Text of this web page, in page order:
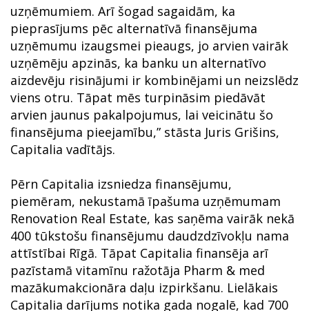
uzņēmumiem. Arī šogad sagaidām, ka
pieprasījums pēc alternatīvā finansējuma
uzņēmumu izaugsmei pieaugs, jo arvien vairāk
uzņēmēju apzinās, ka banku un alternatīvo
aizdevēju risinājumi ir kombinējami un neizslēdz
viens otru. Tāpat mēs turpināsim piedāvāt
arvien jaunus pakalpojumus, lai veicinātu šo
finansējuma pieejamību,” stāsta Juris Grišins,
Capitalia vadītājs.
Pērn Capitalia izsniedza finansējumu,
piemēram, nekustamā īpašuma uzņēmumam
Renovation Real Estate, kas saņēma vairāk nekā
400 tūkstošu finansējumu daudzdzīvokļu nama
attīstībai Rīgā. Tāpat Capitalia finansēja arī
pazīstamā vitamīnu ražotāja Pharm & med
mazākumakcionāra daļu izpirkšanu. Lielākais
Capitalia darījums notika gada nogalē, kad 700